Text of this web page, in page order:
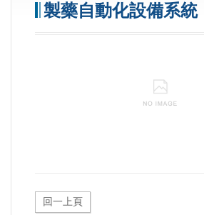
製藥自動化設備系統